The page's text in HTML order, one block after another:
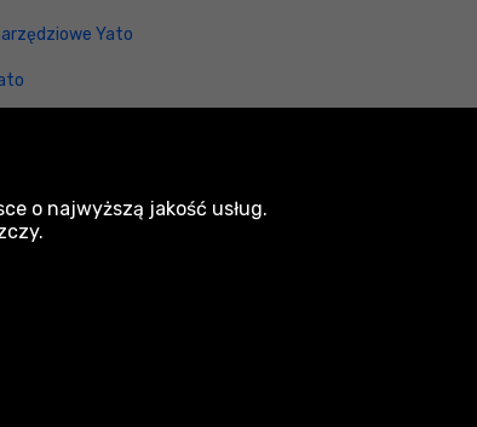
Yato
ręczne Yato
o najwyższą jakość usług.